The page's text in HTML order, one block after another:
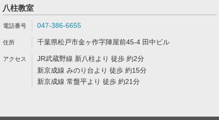
八柱教室
047-386-6655
千葉県松戸市金ヶ作字陣屋前45-4 田中ビル
JR武蔵野線 新八柱より 徒歩 約2分
新京成線 みのり台より 徒歩 約15分
新京成線 常盤平より 徒歩 約21分